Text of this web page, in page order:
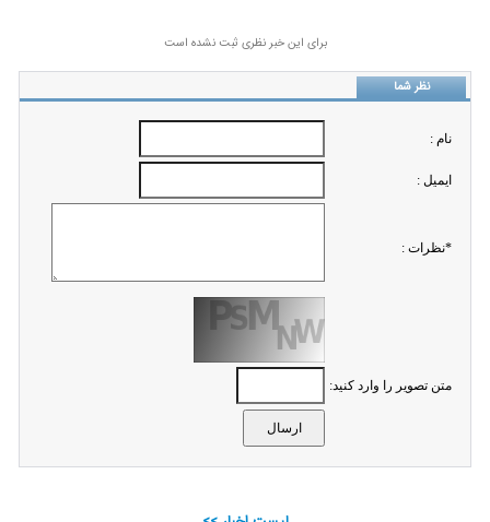
برای این خبر نظری ثبت نشده است
نظر شما
نام :
ايميل :
*نظرات :
متن تصویر را وارد کنید: